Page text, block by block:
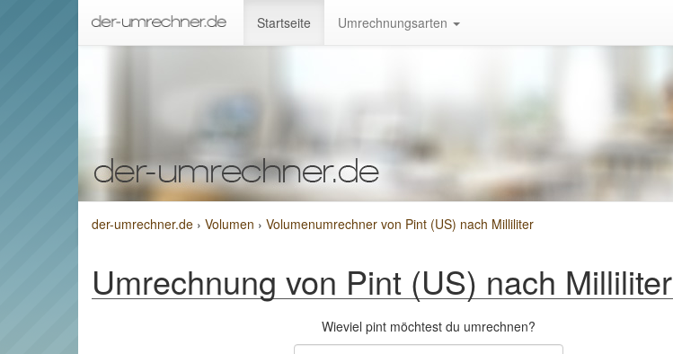
Startseite Umrechnungsarten
der-umrechner.de › Volumen › Volumenumrechner von Pint (US) nach Milliliter
Umrechnung von Pint (US) nach Milliliter
Wieviel pint möchtest du umrechnen?